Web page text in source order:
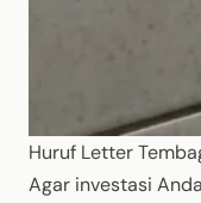
Huruf Letter
Agar investasi